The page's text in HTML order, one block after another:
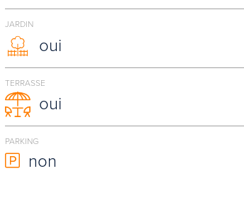
JARDIN
oui
TERRASSE
oui
PARKING
non